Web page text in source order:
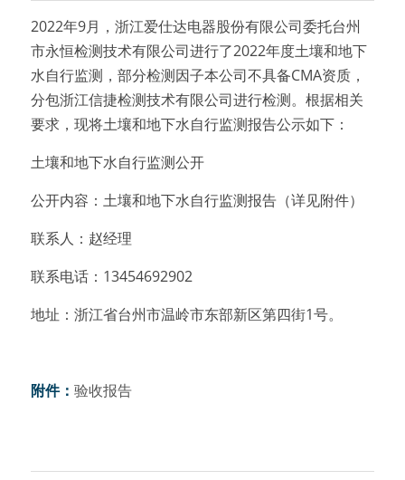
2022年9月，浙江爱仕达电器股份有限公司委托台州
市永恒检测技术有限公司进行了2022年度土壤和地下
水自行监测，部分检测因子本公司不具备CMA资质，
分包浙江信捷检测技术有限公司进行检测。根据相关
要求，现将土壤和地下水自行监测报告公示如下：
土壤和地下水自行监测公开
公开内容：土壤和地下水自行监测报告（详见附件）
联系人：赵经理
联系电话：13454692902
地址：浙江省台州市温岭市东部新区第四街1号。
附件： 验收报告